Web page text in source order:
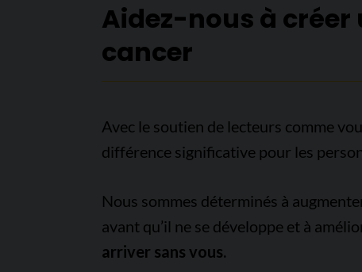
Aidez-nous à créer
cancer
Avec le soutien de lecteurs comme
différence significative pour les
Nous sommes déterminés à
avant qu’il ne se développe et à
arriver sans vous.